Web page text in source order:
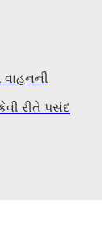
વાહનની
રીતે પસંદ